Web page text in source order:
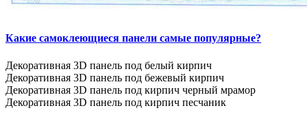
Какие самоклеющиеся панели самые популярные?
Декоративная 3D панель под белый кирпич
Декоративная 3D панель под бежевый кирпич
Декоративная 3D панель под кирпич черный мрамор
Декоративная 3D панель под кирпич песчаник